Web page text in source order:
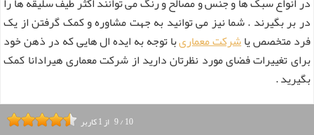
در بر بگیرند . شما نیز می توانید به جهت مشاوره و کمک گرفتن از یک
فرد متخصص یاشرکت معماریبا توجه به ایده ال هایی که در ذهن خود
برای تغییرات فضای مورد نظرتان دارید از شرکت معماری هیرادانا کمک
بگیرید .
9/10 از1کاربر